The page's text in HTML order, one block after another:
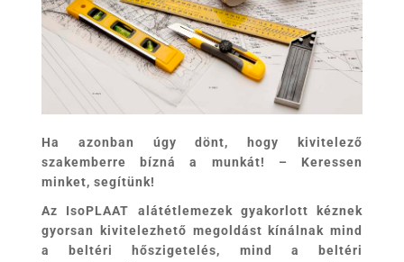
Ha azonban úgy dönt, hogy kivitelező
szakemberre bízná a munkát! – Keressen
minket, segítünk!
Az IsoPLAAT alátétlemezek gyakorlott kéznek
gyorsan kivitelezhető megoldást kínálnak mind
a beltéri hőszigetelés, mind a beltéri